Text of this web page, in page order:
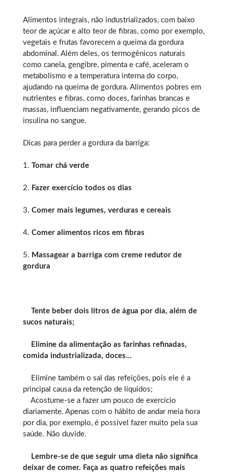
Alimentos integrais, não industrializados, com baixo
teor de açúcar e alto teor de fibras, como por exemplo,
vegetais e frutas favorecem a queima da gordura
abdominal. Além deles, os termogênicos naturais
como canela, gengibre, pimenta e café, aceleram o
metabolismo e a temperatura interna do corpo,
ajudando na queima de gordura. Alimentos pobres em
nutrientes e fibras, como doces, farinhas brancas e
massas, influenciam negativamente, gerando picos de
insulina no sangue.
Dicas para perder a gordura da barriga:
1. Tomar chá verde
2. Fazer exercício todos os dias
3. Comer mais legumes, verduras e cereais
4. Comer alimentos ricos em fibras
5. Massagear a barriga com creme redutor de
gordura
Tente beber dois litros de água por dia, além de
sucos naturais;
Elimine da alimentação as farinhas refinadas,
comida industrializada, doces…
Elimine também o sal das refeições, pois ele é a
principal causa da retenção de líquidos;
Acostume-se a fazer um pouco de exercício
diariamente. Apenas com o hábito de andar meia hora
por dia, por exemplo, é possível fazer muito pela sua
saúde. Não duvide.
Lembre-se de que seguir uma dieta não significa
deixar de comer. Faça as quatro refeições mais